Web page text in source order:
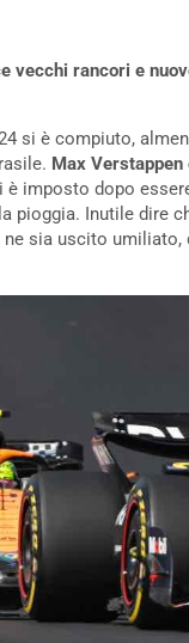
vecchi rancori e
si è compiuto,
Max
è imposto dopo
pioggia. Inutile dire
sia uscito umiliato,